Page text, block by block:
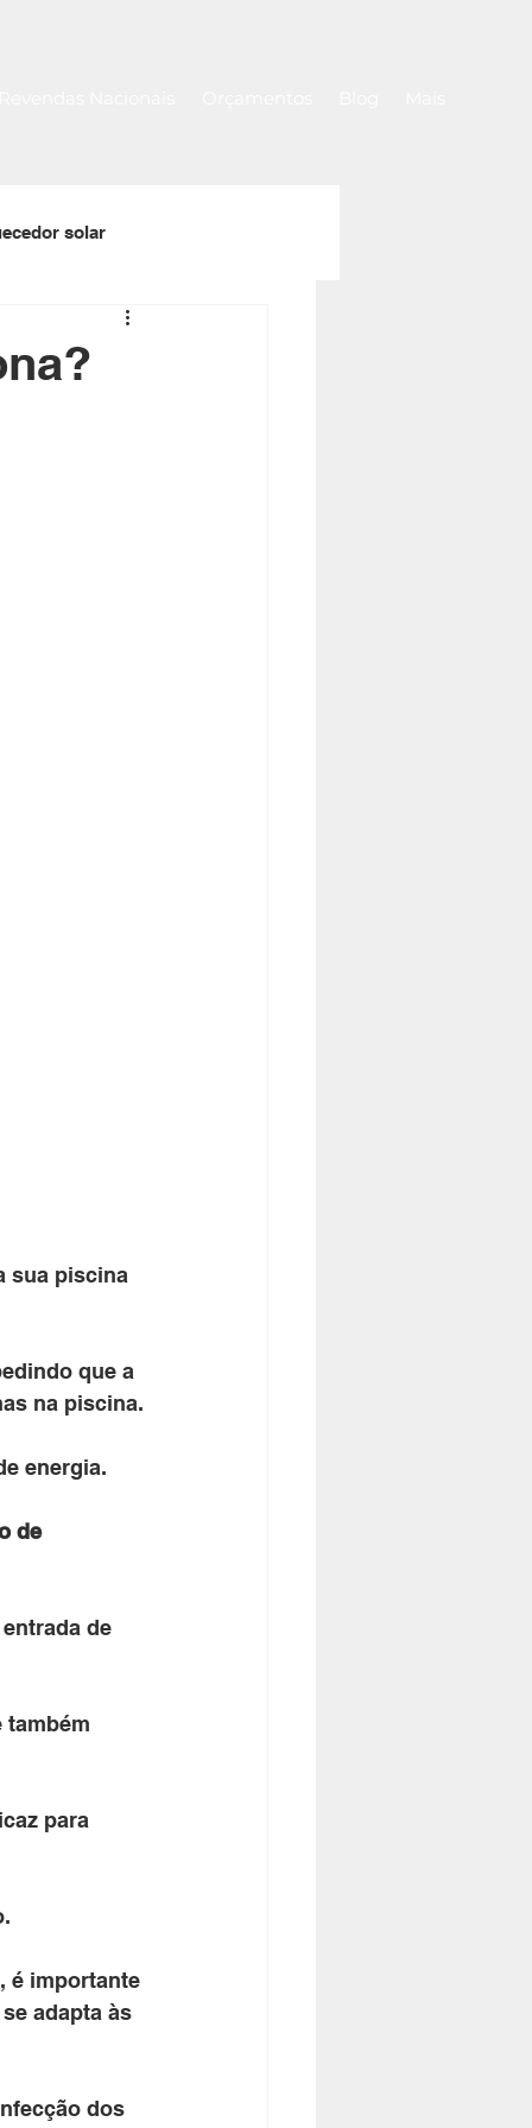
solar
Rolos de capa térmica
sua piscina
que a
na piscina.
energia.
de
de
também
para
é importante
adapta às
dos